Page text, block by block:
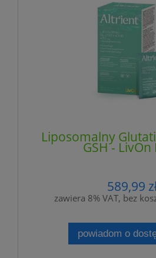
Liposomalny
GSH - LivOn
589,99
zawiera 8% VAT, bez
powiadom o